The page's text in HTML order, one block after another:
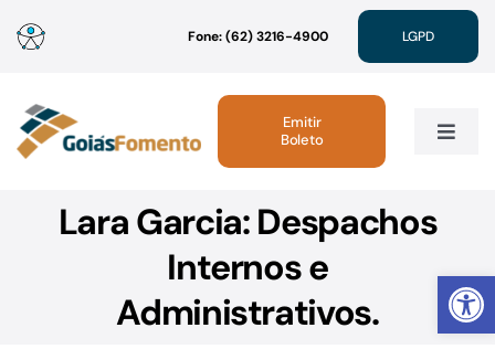
Abrir
para
conteúdo
Fone: (62) 3216-4900 LGPD
Toggle
Institucional
Linhas de Crédito
Emitir
Boleto
Lara Garcia: Despachos
Internos e
Administrativos.